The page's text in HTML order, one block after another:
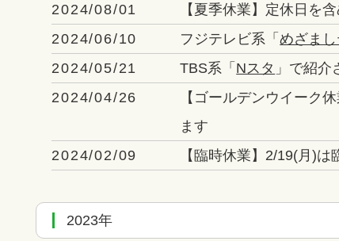
2024/08/01
【夏季休業】定休日を
2024/06/10
フジテレビ系「めざま
2024/05/21
TBS系「 Nスタ 」で紹介
2024/04/26
【ゴールデンウイーク
ます
2024/02/09
【臨時休業】2/19(月)
2023年